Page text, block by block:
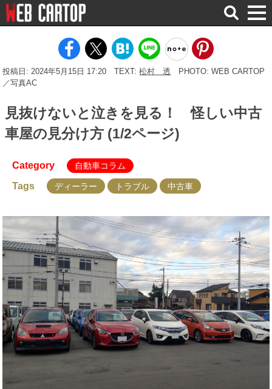
検
索
投稿日: 2024年5月15日 17:20 TEXT:松村 透
PHOTO: WEB CARTOP
／写真AC
見抜けないと泣きを見る！ 怪しい中古
車屋の見分け方 (1/2ページ)
Category 自動車コラム
Tags ディーラー トラブル 中古車